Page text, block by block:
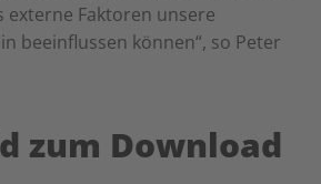
externe Faktoren unsere
beeinflussen können“, so Peter
zum Download